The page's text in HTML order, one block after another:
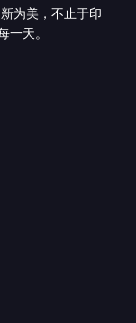
为美，不止于印
天。